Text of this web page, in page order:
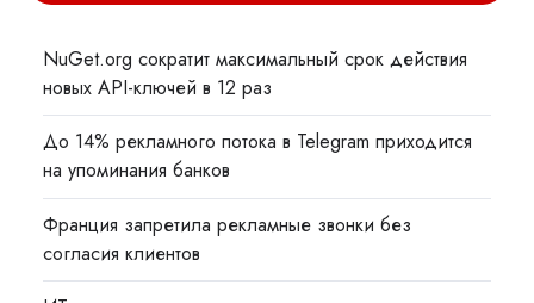
NuGet.org сократит максимальный срок действия
новых API-ключей в 12 раз
До 14% рекламного потока в Telegram приходится
на упоминания банков
Франция запретила рекламные звонки без
согласия клиентов